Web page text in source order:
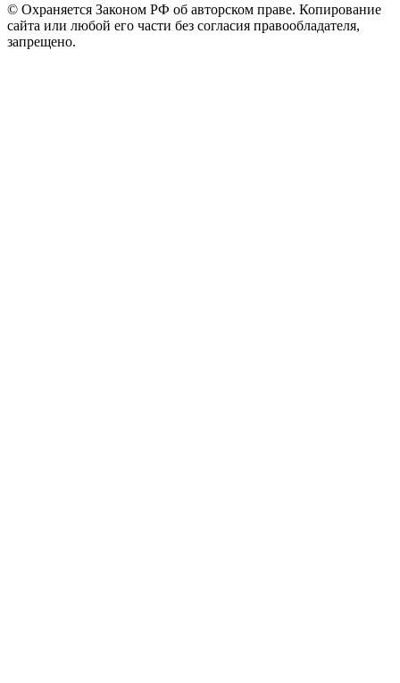
© Охраняется Законом РФ об авторском праве. Копирование
сайта или любой его части без согласия правообладателя,
запрещено.